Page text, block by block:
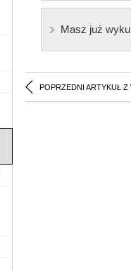
Masz już
POPRZEDNI ARTYKUŁ Z